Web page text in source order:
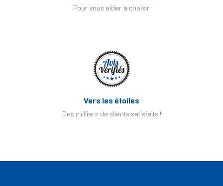
Pour vous aider à choisir
Vers les étoiles
Des milliers de clients satisfaits !